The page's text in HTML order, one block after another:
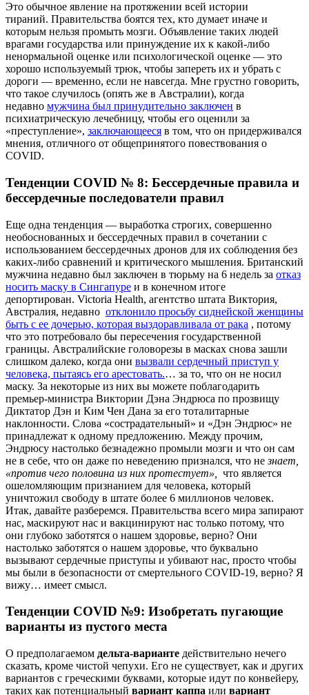
Это обычное явление на протяжении всей истории
тираний. Правительства боятся тех, кто думает иначе и
которым нельзя промыть мозги. Объявление таких людей
врагами государства или принуждение их к какой-либо
ненормальной оценке или психологической оценке — это
хорошо используемый трюк, чтобы запереть их и убрать с
дороги — временно, если не навсегда. Мне грустно говорить,
что такое случилось (опять же в Австралии), когда
недавно мужчина был принудительно заключен в
психиатрическую лечебницу, чтобы его оценили за
«преступление», заключающееся в том, что он придерживался
мнения, отличного от общепринятого повествования о
COVID.
Тенденции COVID № 8: Бессердечные правила и
бессердечные последователи правил
Еще одна тенденция — выработка строгих, совершенно
необоснованных и бессердечных правил в сочетании с
использованием бессердечных дронов для их соблюдения без
каких-либо сравнений и критического мышления. Британский
мужчина недавно был заключен в тюрьму на 6 недель за отказ
носить маску в Сингапуре и в конечном итоге
депортирован. Victoria Health, агентство штата Виктория,
Австралия, недавно отклонило просьбу сиднейской женщины
быть с ее дочерью, которая выздоравливала от рака , потому
что это потребовало бы пересечения государственной
границы. Австралийские головорезы в масках снова зашли
слишком далеко, когда они вызвали сердечный приступ у
человека, пытаясь его арестовать.… за то, что он не носил
маску. За некоторые из них вы можете поблагодарить
премьер-министра Виктории Дэна Эндрюса по прозвищу
Диктатор Дэн и Ким Чен Дана за его тоталитарные
наклонности. Слова «сострадательный» и «Дэн Эндрюс» не
принадлежат к одному предложению. Между прочим,
Эндрюсу настолько безнадежно промыли мозги и что он сам
не в себе, что он даже по неведению признался, что незнает,
«против чего половина из них протестует»,
что является
ошеломляющим признанием для человека, который
уничтожил свободу в штате более 6 миллионов человек.
Итак, давайте разберемся. Правительства всего мира запирают
нас, маскируют нас и вакцинируют нас только потому, что
они глубоко заботятся о нашем здоровье, верно? Они
настолько заботятся о нашем здоровье, что буквально
вызывают сердечные приступы и убивают нас, просто чтобы
мы были в безопасности от смертельного COVID-19, верно? Я
вижу… имеет смысл.
Тенденции COVID №9: Изобретать пугающие
варианты из пустого места
О предполагаемом дельта-варианте действительно нечего
сказать, кроме чистой чепухи. Его не существует, как и других
вариантов с греческими буквами, которые идут по конвейеру,
таких как потенциальный вариант каппа или вариант